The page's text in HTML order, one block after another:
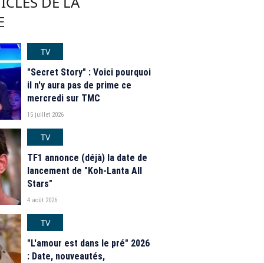
TV
"Secret Story" : Voici pourquoi
il n'y aura pas de prime ce
mercredi sur TMC
15 juillet 2026
TV
TF1 annonce (déjà) la date de
lancement de "Koh-Lanta All
Stars"
4 août 2026
TV
"L'amour est dans le pré" 2026
: Date, nouveautés,